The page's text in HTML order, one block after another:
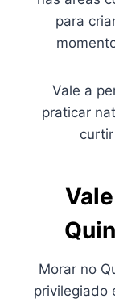
para
Vale a
praticar
Morar no
privilegiado